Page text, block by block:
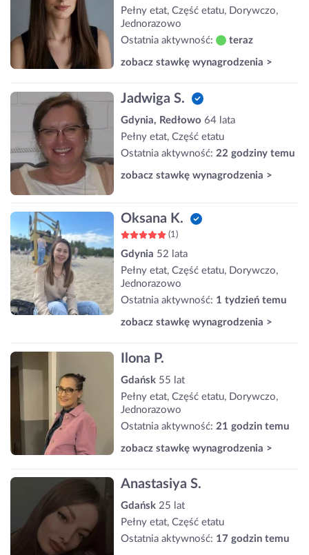
Pełny etat, Część etatu, Dorywczo,
Jednorazowo
Ostatnia aktywność:
teraz
zobacz stawkę wynagrodzenia >
Jadwiga S.
Gdynia, Redłowo 64 lata
Pełny etat, Część etatu
Ostatnia aktywność: 22 godziny temu
zobacz stawkę wynagrodzenia >
Oksana K.
(1)
Gdynia 52 lata
Pełny etat, Część etatu, Dorywczo,
Jednorazowo
Ostatnia aktywność: 1 tydzień temu
zobacz stawkę wynagrodzenia >
Ilona P.
Gdańsk 55 lat
Pełny etat, Część etatu, Dorywczo,
Jednorazowo
Ostatnia aktywność: 21 godzin temu
zobacz stawkę wynagrodzenia >
Anastasiya S.
Gdańsk 25 lat
Pełny etat, Część etatu
Ostatnia aktywność: 17 godzin temu